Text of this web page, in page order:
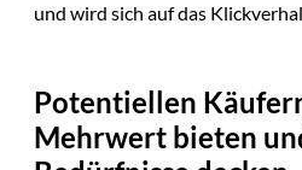
und wird sich auf das
Potentiellen
Mehrwert bieten